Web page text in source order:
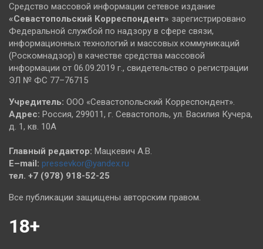
Средство массовой информации сетевое издание
«Севастопольский Корреспондент» зарегистрировано
Федеральной службой по надзору в сфере связи,
информационных технологий и массовых коммуникаций
(Роскомнадзор) в качестве средства массовой
информации от 06.09.2019 г., свидетельство о регистрации
ЭЛ № ФС 77–76715
Учредитель: ООО «Севастопольский Корреспондент».
Адрес: Россия, 299011, г. Севастополь, ул. Василия Кучера,
д. 1, кв. 10А
Главный редактор: Мацкевич А.В.
E–mail: pressevkor@yandex.ru
тел. +7 (978) 918-52-25
Все публикации защищены авторским правом.
18+